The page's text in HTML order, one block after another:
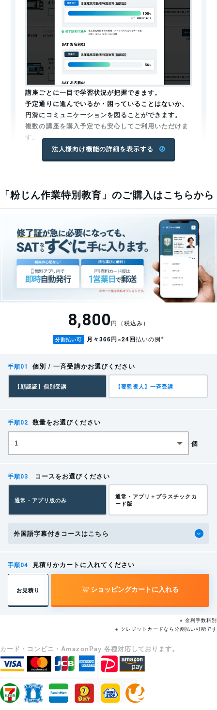
と、肺がんなどの重篤な肺疾患にいたることがあります。
じん肺は、現代医学でも完全に治すことが難しく、治療法
も確立されていません。
粉じん作業特別教育は、受講することで誰でも修了するこ
とが可能ですので、難しいといったことはありません。
SATの場合は全ての講習を受講した後に確認テストを実施
しています。こちらは受講期間内（ご注文日から60日以
内）でしたら何度でも無料でやり直すことができます。
オンライン受講のメリット
す。オンライン講習のメリットは以下の通りです。
SATのWebでの受講は、リアルタイムではなく収録された
映像を見る形式です。そのため、スキマ時間を利用して受
講することもできます。「しおり機能」を使い、動画再生
中を一旦止めて、別の機会に続きから視聴することも可能
です。
場所を選ばず受講ができる
ットが接続できる場所であればどこでも受講可能です。
講習会場に行く必要がない
時間や費用といったコストも節約できます。
関係法令
事業者は、危険又は有害な業務で、厚生労働省令で定めるものに労働者を
つかせるときは、厚生労働省令で定めるところにより、当該業務に関する
安全又は衛生のための特別の教育を行わなければならない。
https://laws.e-gov.go.jp/law/347AC0000000057#Mp-
労働安全衛生規則第三十六条 二十九号（特別教育を必要と
する業務）
じん則」という。）第二条第一項第三号の特定粉じん作業（設備による注
水又は注油をしながら行う粉じん則第三条各号に掲げる作業に該当するも
https://laws.e-gov.go.jp/law/347M50002000032#Mp-
講座ごとに一目で学習状況が把握できます。
予定通りに進んでいるか・困っていることはないか、
円滑にコミュニケーションを図ることができます。
複数の講座を購入予定でも安心してご利用いただけま
す。
誰が何の修了証を持っているだけでなく、いつに取得
せっかく取得した修了証を切らさず、楽に更新・再教
育の計画を組んでいただけます。
追加費用は一切かかりません。
講座を購入いただくと自動でご利用いただ
ない
でいるのかわから
ない。本人に確認
わからない。
全員がしっかり取
学習状況
各受講者がどこま
での学習知識を持
ない。
誰がどこまで進ん
ため、全体管理が
費用対効果
購入費用に対して
効果があったかど
うかわかりにくい
ため、購入した講
座を無駄にしない
法人様向け機能の詳細を表示する
「粉じん作業特別教育」のご購入はこちらから
8,800 円（税込み）
分割払い可 月々366円×24回払いの例※
個別 / 一斉受講かお選びください
【顔認証】個別受講 【要監視人】一斉受講
数量をお選びください
個
コースをお選びください
通常・アプリ版のみ
通常・アプリ＋プラスチックカ
ード版
外国語字幕付きコースはこちら
見積りかカートに入れてください
お見積り ショッピングカートに入れる
※ 金利手数料別
※ クレジットカードなら分割払い可能です
カード・コンビニ・AmazonPay 各種対応しております。